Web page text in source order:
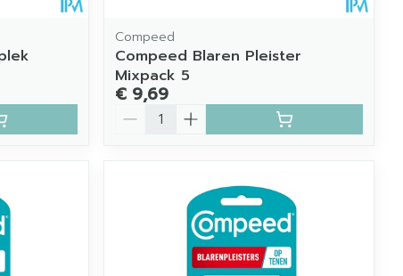
Compeed
Compeed Blaren Pleister
Mixpack 5
€ 9,69
Aantal